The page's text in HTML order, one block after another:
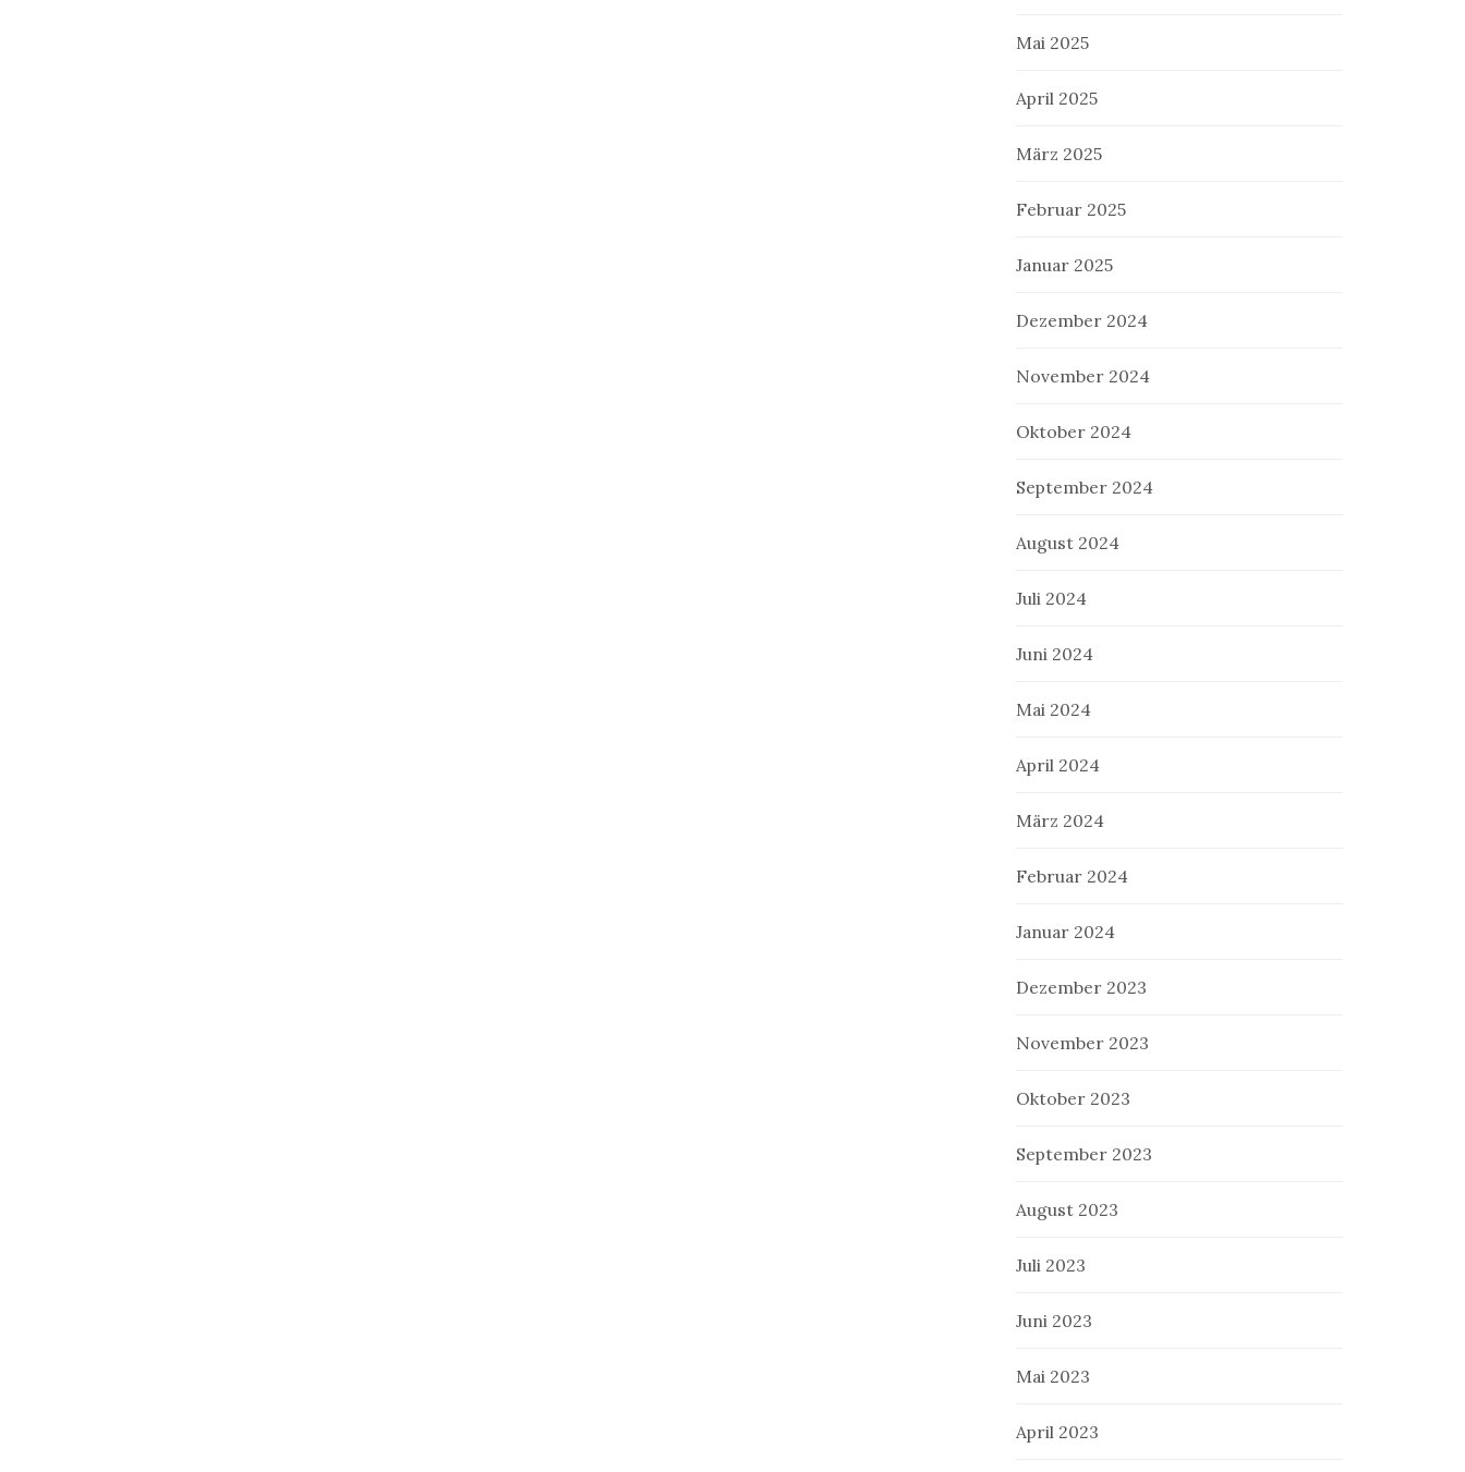
Mai 2025
April 2025
März 2025
Februar 2025
Januar 2025
Dezember 2024
November 2024
Oktober 2024
September 2024
August 2024
Juli 2024
Juni 2024
Mai 2024
April 2024
März 2024
Februar 2024
Januar 2024
Dezember 2023
November 2023
Oktober 2023
September 2023
August 2023
Juli 2023
Juni 2023
Mai 2023
April 2023